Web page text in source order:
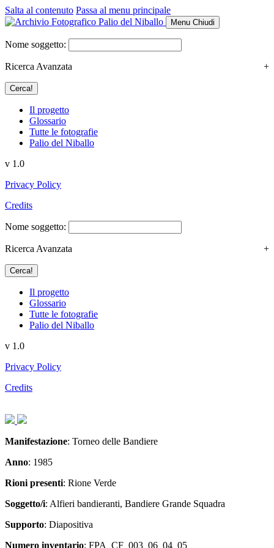
Salta al contenuto Passa al menu principale
Menu Chiudi
Nome soggetto:
Ricerca Avanzata +
Il progetto
Glossario
Tutte le fotografie
Palio del Niballo
v 1.0
Privacy Policy
Credits
Nome soggetto:
Ricerca Avanzata +
Il progetto
Glossario
Tutte le fotografie
Palio del Niballo
v 1.0
Privacy Policy
Credits
Articolo
Articolo
Manifestazione: Torneo delle Bandiere
Anno: 1985
Rioni presenti: Rione Verde
Soggetto/i: Alfieri bandieranti, Bandiere Grande Squadra
Supporto: Diapositiva
Numero inventario: FPA_CF_003_06_04_05